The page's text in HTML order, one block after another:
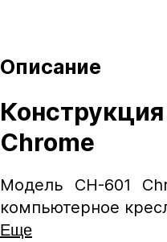
Описание
Chrome
Модель CH-601
компьютерное
Еще